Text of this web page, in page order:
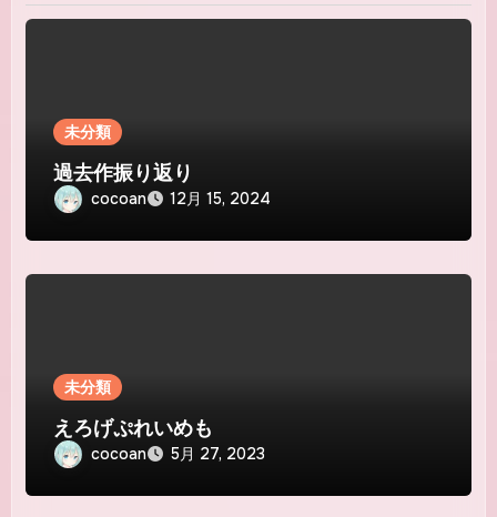
未分類
過去作振り返り
cocoan 12月 15, 2024
未分類
えろげぷれいめも
cocoan 5月 27, 2023